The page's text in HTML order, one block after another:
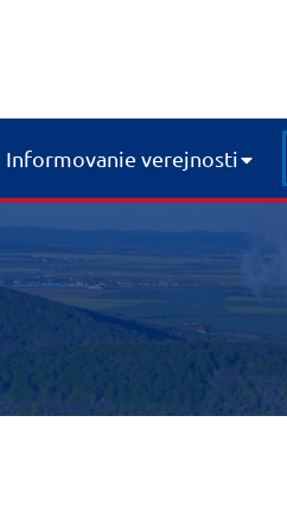
Informovanie verejnosti